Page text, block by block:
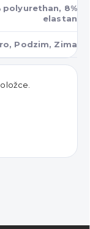
polyurethan, 8%
elastan
Podzim, Zima